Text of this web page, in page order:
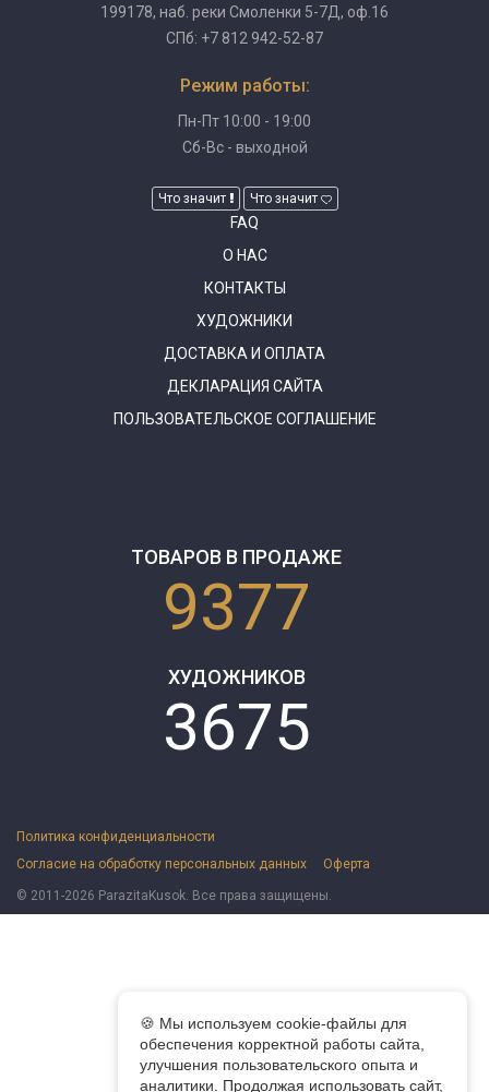
199178, наб. реки Смоленки 5-7Д, оф.16
СПб: +7 812 942-52-87
Режим работы:
Пн-Пт 10:00 - 19:00
Сб-Вс - выходной
Что значит Что значит
FAQ
О НАС
КОНТАКТЫ
ХУДОЖНИКИ
ДОСТАВКА И ОПЛАТА
ДЕКЛАРАЦИЯ САЙТА
ПОЛЬЗОВАТЕЛЬСКОЕ СОГЛАШЕНИЕ
ТОВАРОВ В ПРОДАЖЕ
9377
ХУДОЖНИКОВ
3675
🍪 Мы используем cookie-файлы для
обеспечения корректной работы сайта,
улучшения пользовательского опыта и
аналитики. Продолжая использовать сайт,
Политика конфиденциальности
Согласие на обработку персональных данных
Оферта
© 2011-2026 ParazitaKusok. Все права защищены.